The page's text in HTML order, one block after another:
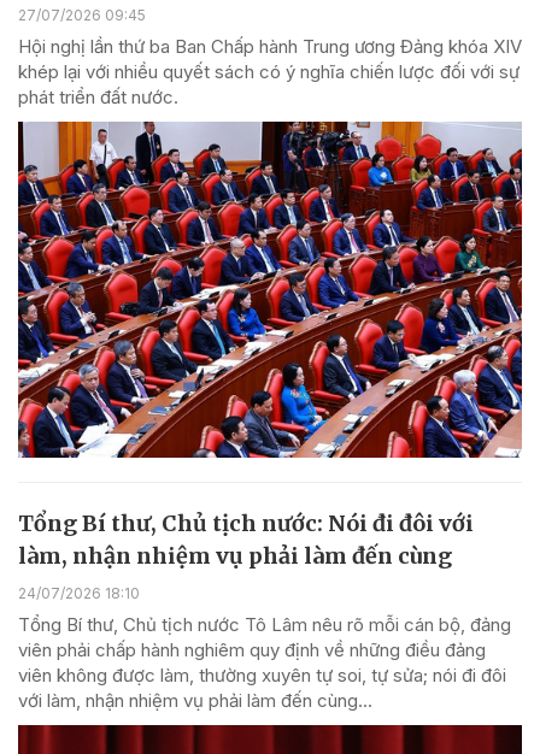
27/07/2026 09:45
Hội nghị lần thứ ba Ban Chấp hành Trung ương Đảng khóa XIV
khép lại với nhiều quyết sách có ý nghĩa chiến lược đối với sự
phát triển đất nước.
Tổng Bí thư, Chủ tịch nước: Nói đi đôi với
làm, nhận nhiệm vụ phải làm đến cùng
24/07/2026 18:10
Tổng Bí thư, Chủ tịch nước Tô Lâm nêu rõ mỗi cán bộ, đảng
viên phải chấp hành nghiêm quy định về những điều đảng
viên không được làm, thường xuyên tự soi, tự sửa; nói đi đôi
với làm, nhận nhiệm vụ phải làm đến cùng...